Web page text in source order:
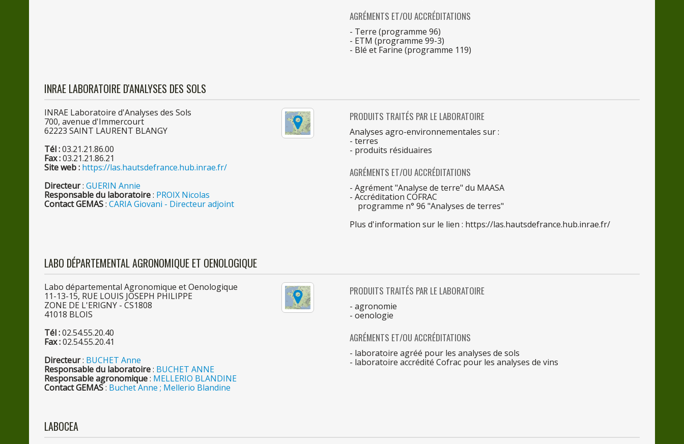
AGRÉMENTS ET/OU ACCRÉDITATIONS
- Terre (programme 96)
- ETM (programme 99-3)
- Blé et Farine (programme 119)
INRAE LABORATOIRE D'ANALYSES DES SOLS
INRAE Laboratoire d'Analyses des Sols
700, avenue d'Immercourt
62223 SAINT LAURENT BLANGY
Tél :03.21.21.86.00
Fax :03.21.21.86.21
Site web : https://las.hautsdefrance.hub.inrae.fr/
Directeur: GUERIN Annie
Responsabledu laboratoire: PROIX Nicolas
Contact GEMAS: CARIA Giovani - Directeur adjoint
PRODUITS TRAITÉS PAR LE LABORATOIRE
Analyses agro-environnementales sur :
- terres
- produits résiduaires
AGRÉMENTS ET/OU ACCRÉDITATIONS
- Agrément "Analyse de terre" du MAASA
- Accréditation COFRAC
programme n° 96 "Analyses de terres"
Plus d'information sur le lien : https://las.hautsdefrance.hub.inrae.fr/
LABO DÉPARTEMENTAL AGRONOMIQUE ET OENOLOGIQUE
Labo départemental Agronomique et Oenologique
11-13-15, RUE LOUIS JOSEPH PHILIPPE
ZONE DE L'ERIGNY - CS1808
41018 BLOIS
Tél :02.54.55.20.40
Fax :02.54.55.20.41
Directeur: BUCHET Anne
Responsabledu laboratoire: BUCHET ANNE
Responsable agronomique: MELLERIO BLANDINE
Contact GEMAS: Buchet Anne ; Mellerio Blandine
PRODUITS TRAITÉS PAR LE LABORATOIRE
- agronomie
- oenologie
AGRÉMENTS ET/OU ACCRÉDITATIONS
- laboratoire agréé pour les analyses de sols
- laboratoire accrédité Cofrac pour les analyses de vins
LABOCEA